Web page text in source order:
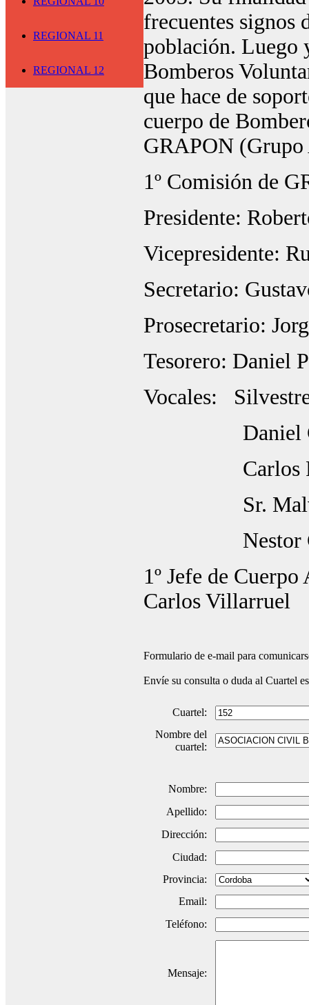
REGIONAL 11
REGIONAL 12
frecuentes signos
población. Luego
Bomberos
que hace de
cuerpo de
GRAPON (Grupo
1º Comisión de
Presidente:
Vicepresidente:
Secretario:
Prosecretario:
Tesorero: Daniel
Vocales:
Daniel
Carlos
Sr.
Nestor
1º Jefe de
Carlos Villarruel
Formulario de e-mail para
Envíe su consulta o duda al Cuartel
Cuartel:
Nombre del
cuartel:
Nombre:
Apellido:
Dirección:
Ciudad:
Provincia:
Email:
Teléfono:
Mensaje: